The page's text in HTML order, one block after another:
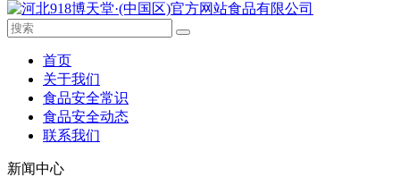
首页
关于我们
食品安全常识
食品安全动态
联系我们
新闻中心